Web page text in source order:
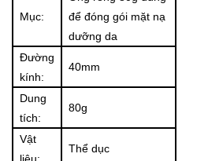
Mục:
để đóng gói mặt nạ
dưỡng da
Đường
kính:
40mm
Dung
tích:
80g
Vật
Thể dục